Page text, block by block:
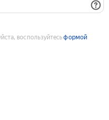
воспользуйтесьформой